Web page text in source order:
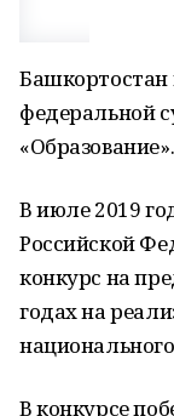
Башкортостан
федеральной
«Образование».
В июле 2019
Российской
конкурс на
годах на
В конкурсе